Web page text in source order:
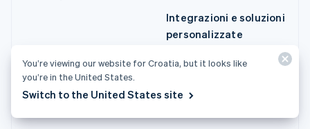
Integrazioni e soluzioni
personalizzate
Stripe App Marketplace
Ecosystem
You’re viewing our website for Croatia, but it looks like
you’re in the United States.
Switch to the United States site